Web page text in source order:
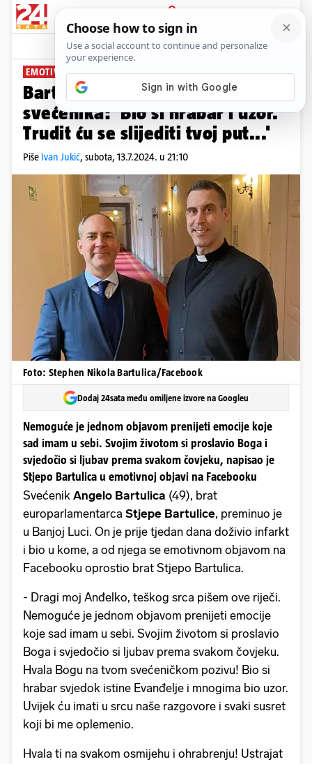
PRIJAVA
News Komentari
EMOTIVNA OBJAVA
Bartulica se oprostio od brata
svećenika: 'Bio si hrabar i uzor.
Trudit ću se slijediti tvoj put...'
Piše Ivan Jukić, subota, 13.7.2024. u 21:10
Foto: Stephen Nikola Bartulica/Facebook
Dodaj 24sata među omiljene izvore na Googleu
Nemoguće je jednom objavom prenijeti emocije koje
sad imam u sebi. Svojim životom si proslavio Boga i
svjedočio si ljubav prema svakom čovjeku, napisao je
Stjepo Bartulica u emotivnoj objavi na Facebooku
Svećenik Angelo Bartulica (49), brat
europarlamentarca Stjepe Bartulice, preminuo je
u Banjoj Luci. On je prije tjedan dana doživio infarkt
i bio u kome, a od njega se emotivnom objavom na
Facebooku oprostio brat Stjepo Bartulica.
- Dragi moj Anđelko, teškog srca pišem ove riječi.
Nemoguće je jednom objavom prenijeti emocije
koje sad imam u sebi. Svojim životom si proslavio
Boga i svjedočio si ljubav prema svakom čovjeku.
Hvala Bogu na tvom svećeničkom pozivu! Bio si
hrabar svjedok istine Evanđelje i mnogima bio uzor.
Uvijek ću imati u srcu naše razgovore i svaki susret
koji bi me oplemenio.
Hvala ti na svakom osmijehu i ohrabrenju! Ustrajat